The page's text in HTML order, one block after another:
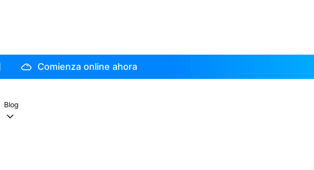
Comienza online ahora
Blog